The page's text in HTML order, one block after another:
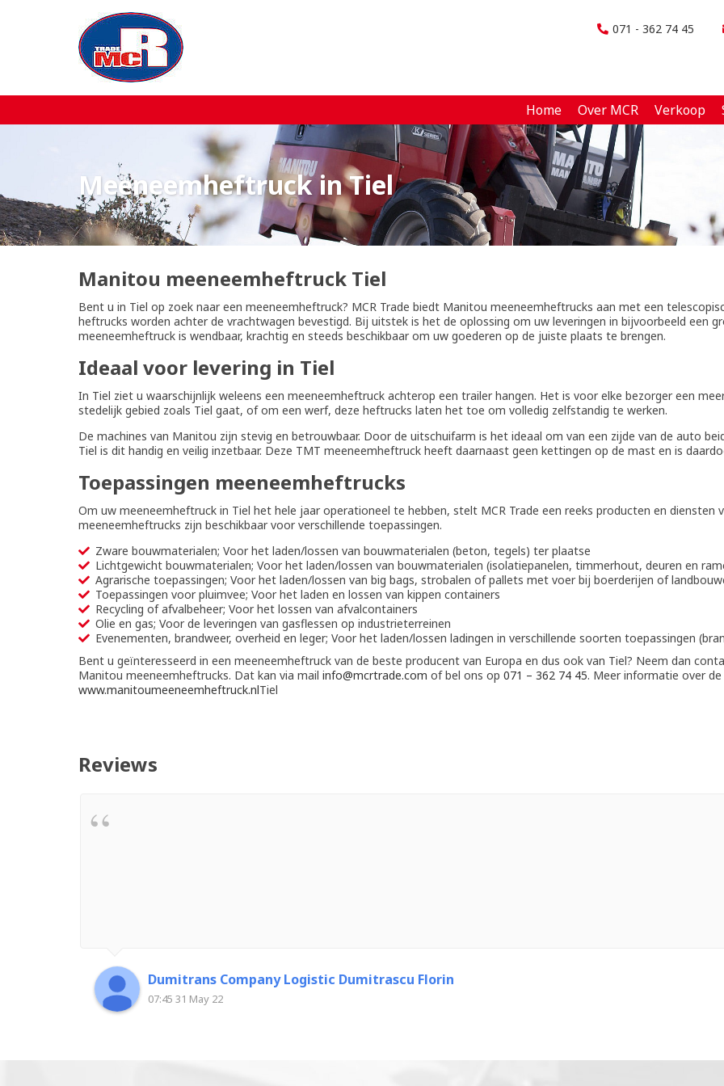
Over MCR
Service
071 - 362 74 45
Home Over MCR Verkoop
Meeneemheftruck in Tiel
Manitou meeneemheftruck Tiel
Bent u in Tiel op zoek naar een meeneemheftruck? MCR Trade biedt Manitou meeneemheftrucks aan met een
heftrucks worden achter de vrachtwagen bevestigd. Bij uitstek is het de oplossing om uw leveringen in bijvoorbeeld een
meeneemheftruck is wendbaar, krachtig en steeds beschikbaar om uw goederen op de juiste plaats te brengen.
Ideaal voor levering in Tiel
In Tiel ziet u waarschijnlijk weleens een meeneemheftruck achterop een trailer hangen. Het is voor elke bezorger een
stedelijk gebied zoals Tiel gaat, of om een werf, deze heftrucks laten het toe om volledig zelfstandig te werken.
De machines van Manitou zijn stevig en betrouwbaar. Door de uitschuifarm is het ideaal om van een zijde van de auto
Tiel is dit handig en veilig inzetbaar. Deze TMT meeneemheftruck heeft daarnaast geen kettingen op de mast en is
Toepassingen meeneemheftrucks
Om uw meeneemheftruck in Tiel het hele jaar operationeel te hebben, stelt MCR Trade een reeks producten en
meeneemheftrucks zijn beschikbaar voor verschillende toepassingen.
Zware bouwmaterialen; Voor het laden/lossen van bouwmaterialen (beton, tegels) ter plaatse
Lichtgewicht bouwmaterialen; Voor het laden/lossen van bouwmaterialen (isolatiepanelen, timmerhout, deuren en
Agrarische toepassingen; Voor het laden/lossen van big bags, strobalen of pallets met voer bij boerderijen of
Toepassingen voor pluimvee; Voor het laden en lossen van kippen containers
Recycling of afvalbeheer; Voor het lossen van afvalcontainers
Olie en gas; Voor de leveringen van gasflessen op industrieterreinen
Evenementen, brandweer, overheid en leger; Voor het laden/lossen ladingen in verschillende soorten toepassingen
Bent u geïnteresseerd in een meeneemheftruck van de beste producent van Europa en dus ook van Tiel? Neem dan
Manitou meeneemheftrucks. Dat kan via mail info@mcrtrade.com of bel ons op 071 – 362 74 45. Meer informatie over
www.manitoumeeneemheftruck.nlTiel
Reviews
Dumitrans Company Logistic Dumitrascu Florin
07:45 31 May 22